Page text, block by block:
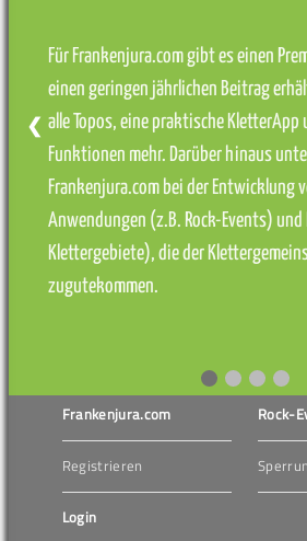
Für Frankenjura.com gibt es einen
einen geringen jährlichen Beitrag
alle Topos, eine praktische KletterApp
Funktionen mehr. Darüber hinaus
Frankenjura.com bei der Entwicklung
Anwendungen (z.B. Rock-Events)
Klettergebiete), die der
zugutekommen.
❮
Frankenjura.com
Registrieren
Login
Rock-